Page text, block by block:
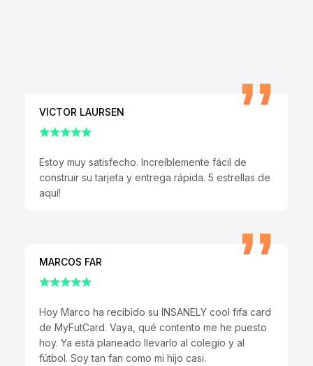
VICTOR LAURSEN
Estoy muy satisfecho. Increíblemente fácil de
construir su tarjeta y entrega rápida. 5 estrellas de
aquí!
MARCOS FAR
Hoy Marco ha recibido su INSANELY cool fifa card
de MyFutCard. Vaya, qué contento me he puesto
hoy. Ya está planeado llevarlo al colegio y al
fútbol. Soy tan fan como mi hijo casi.